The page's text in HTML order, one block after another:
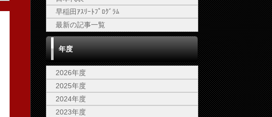
早稲田ｱｽﾘｰﾄﾌﾟﾛｸﾞﾗﾑ
最新の記事一覧
年度
2026年度
2025年度
2024年度
2023年度